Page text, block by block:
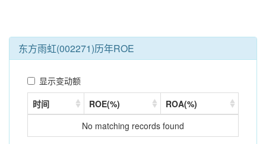
东方雨虹(002271)历年ROE
显示变动额
时间
ROE(%)
ROA(%)
No matching records found